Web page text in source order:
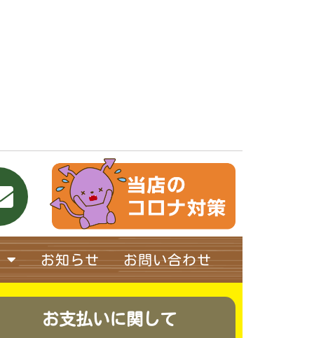
お知らせ お問い合わせ
お支払いに関して